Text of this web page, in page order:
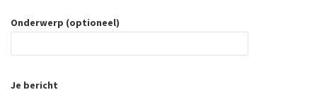
Onderwerp (optioneel)
Je bericht